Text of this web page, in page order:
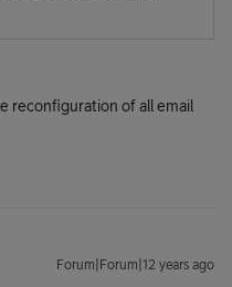
reconfiguration of all email
Forum|Forum|12 years ago